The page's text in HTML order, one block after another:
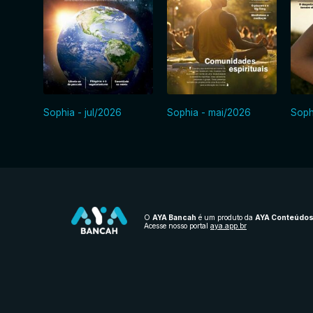
Sophia - jul/2026 Sophia - mai/2026
O AYA Bancah é um produto da AYA Conteúdos
Acesse nosso portal aya.app.br